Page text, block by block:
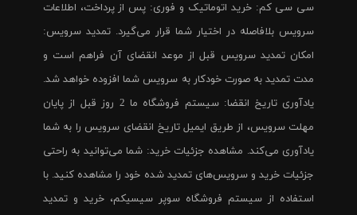
سی سی کم: خرید اتوماتیک و فوری: پس از پرداخت، اطلاعات
سرویس بلافاصله در اختیار شما قرار می‌گیرد. تمدید سرویس:
امکان تمدید سرویس قبل از موعد انقضای آن فراهم است و
مدت تمدید به صورت خودکار به سرویس شما افزوده خواهد شد.
یادآوری تاریخ انقضا: سیستم فروشگاه ما 2 روز قبل از پایان
مهلت سرویس، از طریق ایمیل تاریخ انقضای سرویس را به شما
یادآوری می‌کند. مشاهده جزئیات خرید: شما می‌توانید به راحتی
جزئیات خرید و سرویس‌های تمدید شده خود را مشاهده کنید. با
استفاده از سیستم فروشگاه سوپر سیسیکم، خرید و تمدید